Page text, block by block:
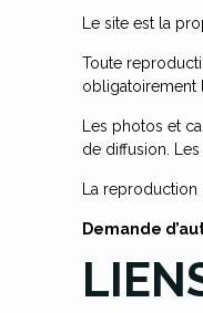
Le site est la
Toute
obligatoirement
Les photos et
de diffusion.
La
Demande